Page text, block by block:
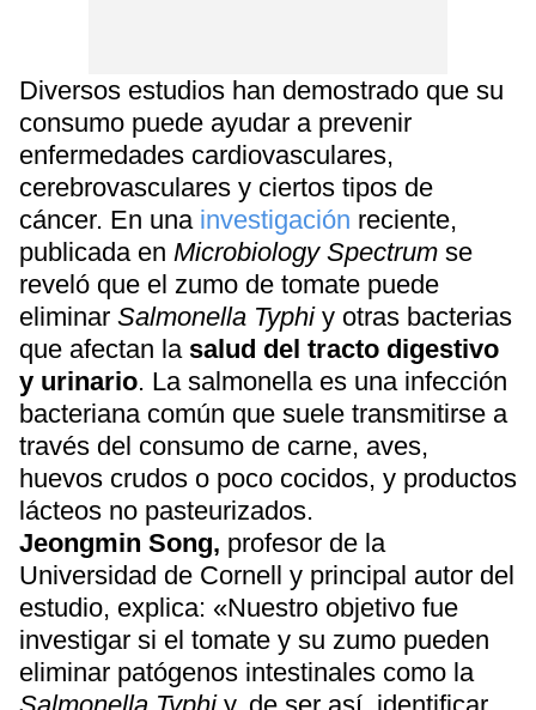
Diversos estudios han demostrado que su
consumo puede ayudar a prevenir
enfermedades cardiovasculares,
cerebrovasculares y ciertos tipos de
cáncer. En unainvestigación reciente,
publicada en Microbiology Spectrum se
reveló que el zumo de tomate puede
eliminar Salmonella Typhiy otras bacterias
que afectan lasalud del tracto digestivo
y urinario. La salmonella es una infección
bacteriana común que suele transmitirse a
través del consumo de carne, aves,
huevos crudos o poco cocidos, y productos
lácteos no pasteurizados.
Jeongmin Song, profesor de la
Universidad de Cornell y principal autor del
estudio, explica: «Nuestro objetivo fue
investigar si el tomate y su zumo pueden
eliminar patógenos intestinales como la